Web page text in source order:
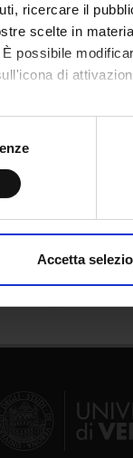
ricercare il
scelte in
possibile
di
geografica,
momento dalla
Accetta